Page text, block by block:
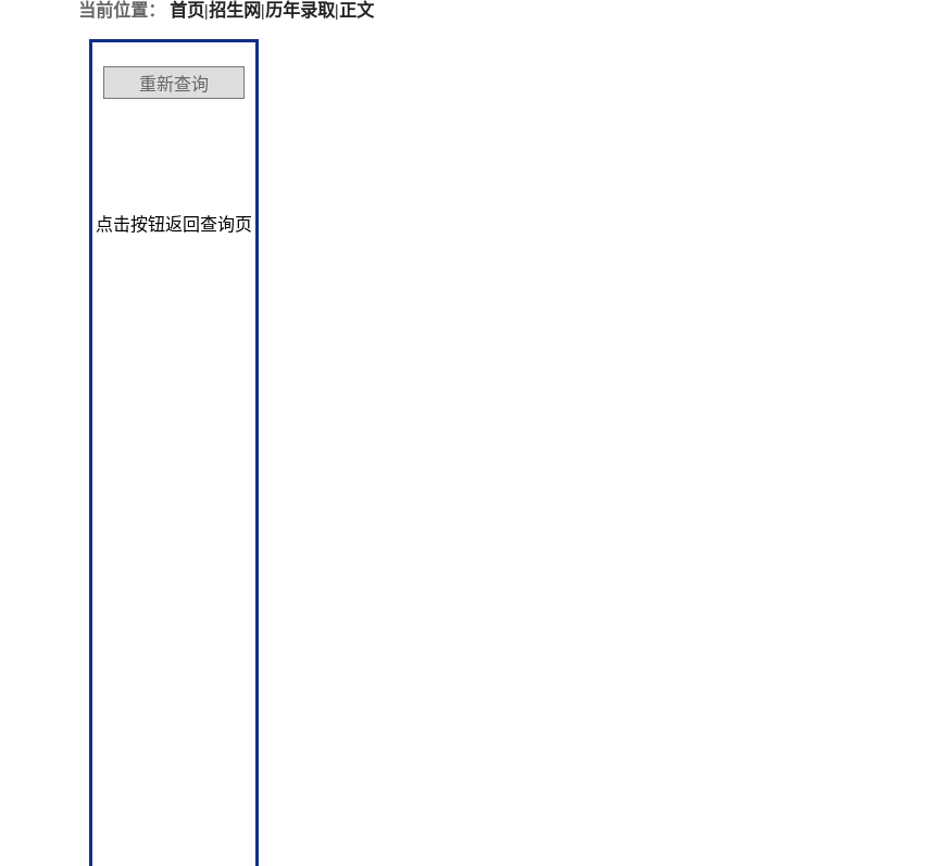
当前位置： 首页|招生网|历年录取|正文
点击按钮返回查询页